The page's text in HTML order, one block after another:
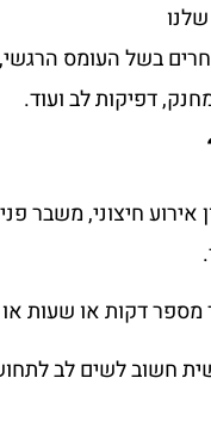
בשל העומס הרגשי,
דפיקות לב ועוד.
חיצוני, משבר
מספר דקות או
חשוב לשים לב